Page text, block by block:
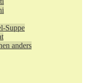
Suppe
anders